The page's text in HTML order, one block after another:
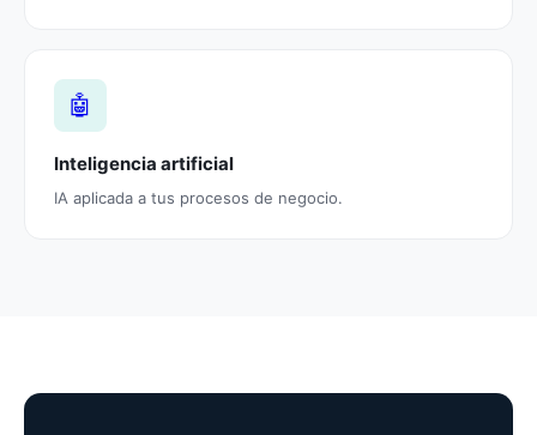
🤖
Inteligencia artificial
IA aplicada a tus procesos de negocio.